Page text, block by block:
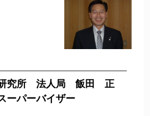
研究所 法人局 飯田 正
パーバイザー